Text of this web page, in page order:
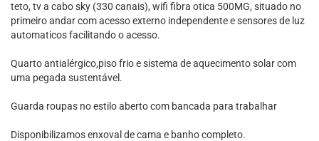
teto, tv a cabo sky (330 canais), wifi fibra otica 500MG, situado no
primeiro andar com acesso externo independente e sensores de luz
automaticos facilitando o acesso.
Quarto antialérgico,piso frio e sistema de aquecimento solar com
uma pegada sustentável.
Guarda roupas no estilo aberto com bancada para trabalhar
Disponibilizamos enxoval de cama e banho completo.